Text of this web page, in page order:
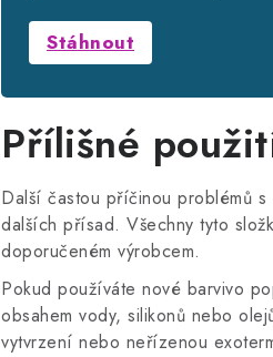
Stáhnout
Přílišné
Další častou příčinou problémů
dalších přísad. Všechny tyto
doporučeném výrobcem.
Pokud používáte nové barvivo
obsahem vody, silikonů nebo
vytvrzení nebo neřízenou